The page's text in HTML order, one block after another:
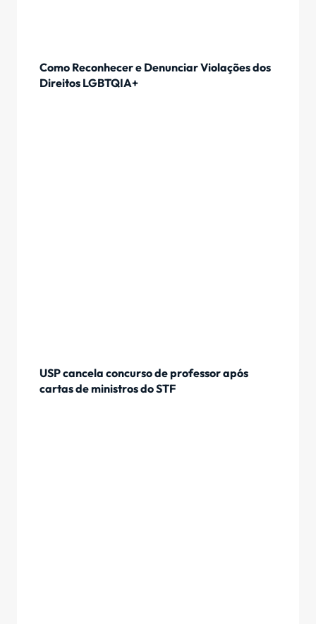
Como Reconhecer e Denunciar Violações dos
Direitos LGBTQIA+
USP cancela concurso de professor após
cartas de ministros do STF